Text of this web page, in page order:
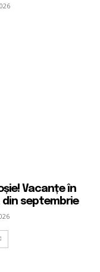
Vacanțe în
din septembrie